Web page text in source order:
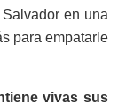
en una
para empatarle
vivas sus